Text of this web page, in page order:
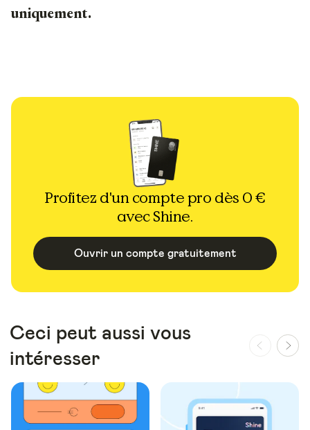
uniquement.
Profitez d'un compte pro dès 0 €
avec Shine.
Ouvrir un compte gratuitement
Ceci peut aussi vous
intéresser